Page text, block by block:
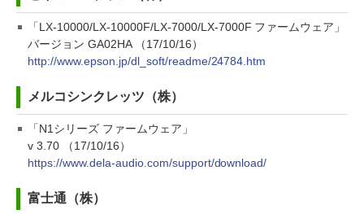
「LX-10000/LX-10000F/LX-7000/LX-7000F ファームウェア」
バージョン GA02HA （17/10/16）
http://www.epson.jp/dl_soft/readme/24784.htm
メルコシンクレッツ（株）
「N1シリーズ ファームウェア」
v 3.70 （17/10/16）
https://www.dela-audio.com/support/download/
富士通（株）